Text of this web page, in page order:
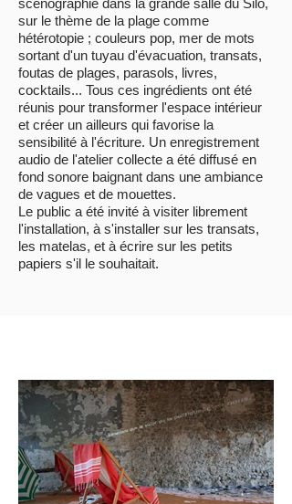
scénographie dans la grande salle du Silo,
sur le thème de la plage comme
hétérotopie ; couleurs pop, mer de mots
sortant d'un tuyau d'évacuation, transats,
foutas de plages, parasols, livres,
cocktails... Tous ces ingrédients ont été
réunis pour transformer l'espace intérieur
et créer un ailleurs qui favorise la
sensibilité à l'écriture. Un enregistrement
audio de l'atelier collecte a été diffusé en
fond sonore baignant dans une ambiance
de vagues et de mouettes.
Le public a été invité à visiter librement
l'installation, à s'installer sur les transats,
les matelas, et à écrire sur les petits
papiers s'il le souhaitait.